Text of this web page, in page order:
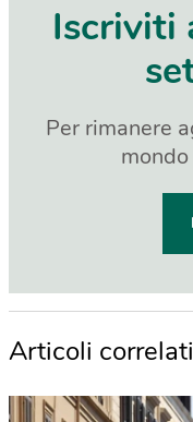
Iscriviti
Per rimanere
Articoli correlati